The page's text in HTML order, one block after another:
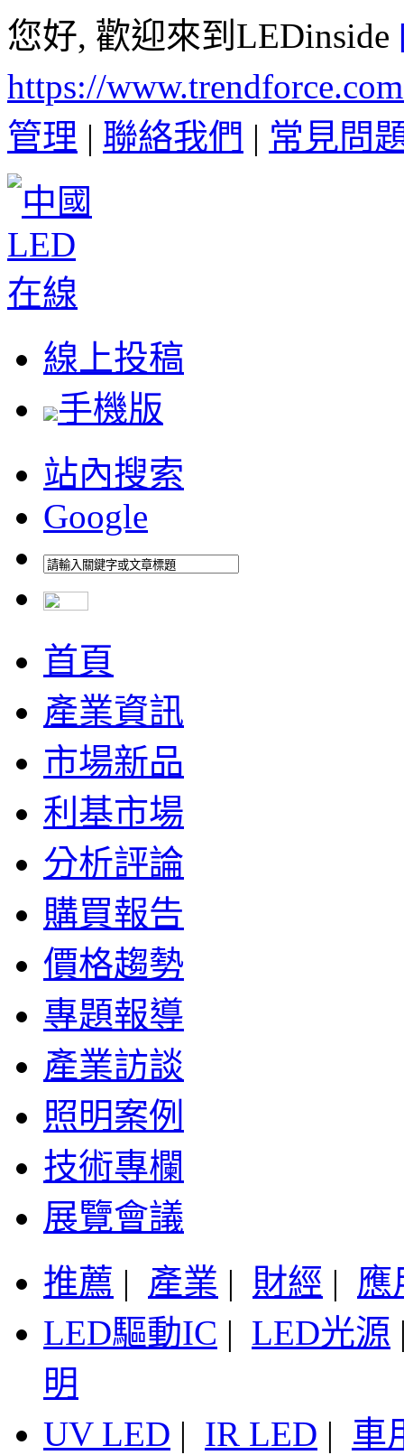
您好, 歡迎來到LEDinside
https://
管理 | 聯絡我們 | 常見問
線上投稿
手機版
站內搜索
Google
首頁
產業資訊
市場新品
利基市場
分析評論
購買報告
價格趨勢
專題報導
產業訪談
照明案例
技術專欄
展覽會議
推薦 | 產業 | 財經 | 應
LED驅動IC | LED光源
明
UV LED | IR LED | 車